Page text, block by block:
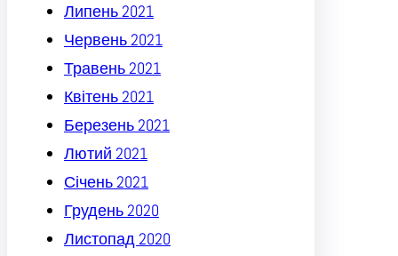
Липень 2021
Червень 2021
Травень 2021
Квітень 2021
Березень 2021
Лютий 2021
Січень 2021
Грудень 2020
Листопад 2020